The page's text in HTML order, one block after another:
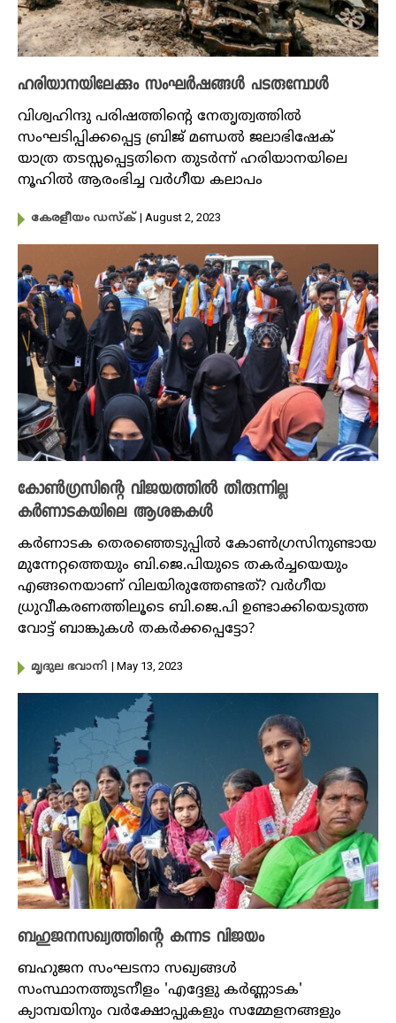
ഹരിയാനയിലേക്കും സംഘർഷങ്ങൾ പടരുമ്പോൾ
വിശ്വഹിന്ദു പരിഷത്തിന്റെ നേതൃത്വത്തിൽ
സംഘടിപ്പിക്കപ്പെട്ട ബ്രിജ് മണ്ഡൽ ജലാഭിഷേക്
യാത്ര തടസ്സപ്പെട്ടതിനെ തുടർന്ന് ഹരിയാനയിലെ
നൂഹിൽ ആരംഭിച്ച വർ​ഗീയ കലാപം
കേരളീയം ഡസ്ക് | August 2, 2023
കോൺ​ഗ്രസിന്റെ വിജയത്തിൽ തീരുന്നില്ല
കർണാടകയിലെ ആശങ്കകൾ
കർണാടക തെരഞ്ഞെടുപ്പിൽ കോൺ​ഗ്രസിനുണ്ടായ
മുന്നേറ്റത്തെയും ബി.ജെ.പിയുടെ തകർച്ചയെയും
എങ്ങനെയാണ് വിലയിരുത്തേണ്ടത്? വർഗീയ
ധ്രുവീകരണത്തിലൂടെ ബി.ജെ.പി ഉണ്ടാക്കിയെടുത്ത
വോട്ട് ബാങ്കുകൾ തകർക്കപ്പെട്ടോ?
മൃദുല ഭവാനി | May 13, 2023
ബഹുജനസഖ്യത്തിന്റെ കന്നട വിജയം
ബഹുജന സംഘടനാ സഖ്യങ്ങൾ
സംസ്ഥാനത്തുടനീളം 'എദ്ദേളു ക‍ർണ്ണാടക'
ക്യാമ്പയിനും വർക്ഷോപ്പുകളും സമ്മേളനങ്ങളും